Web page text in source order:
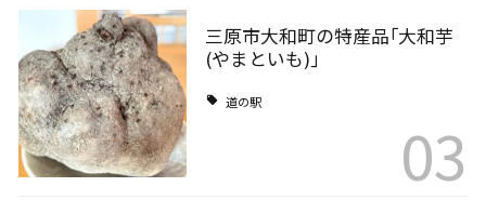
三原市大和町の特産品｢大和芋
(やまといも)｣
道の駅
03